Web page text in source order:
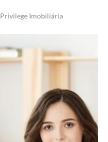
Privilege Imobiliária